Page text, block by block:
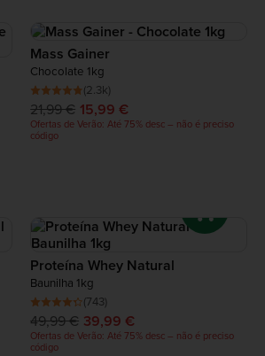
Mass Gainer
Chocolate 1kg
(2.3k)
21,99 € 15,99 €
Ofertas de Verão: Até 75% desc – não é preciso
código
Proteína Whey Natural
Baunilha 1kg
(743)
49,99 € 39,99 €
Ofertas de Verão: Até 75% desc – não é preciso
código